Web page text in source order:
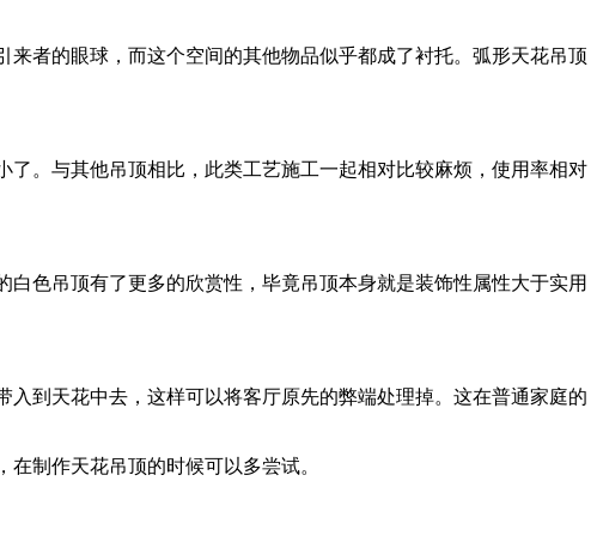
者的眼球，而这个空间的其他物品似乎都成了衬托。弧形天花吊顶
。与其他吊顶相比，此类工艺施工一起相对比较麻烦，使用率相对
色吊顶有了更多的欣赏性，毕竟吊顶本身就是装饰性属性大于实用
到天花中去，这样可以将客厅原先的弊端处理掉。这在普通家庭的
制作天花吊顶的时候可以多尝试。